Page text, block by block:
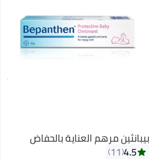
بيبانثين مرهم العناية بالحفاض
4.5
11